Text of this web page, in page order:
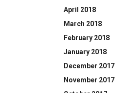
April 2018
March 2018
February 2018
January 2018
December 2017
November 2017